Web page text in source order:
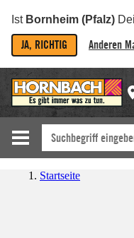
Ist Bornheim (Pfalz)
JA, RICHTIG Anderen
Startseite